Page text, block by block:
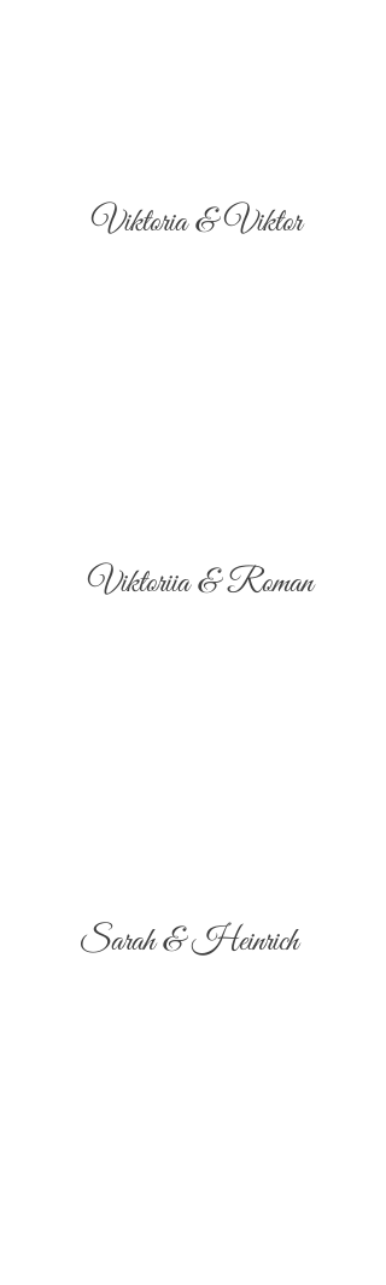
Viktoria & Viktor
Viktoriia & Roman
Sarah & Heinrich